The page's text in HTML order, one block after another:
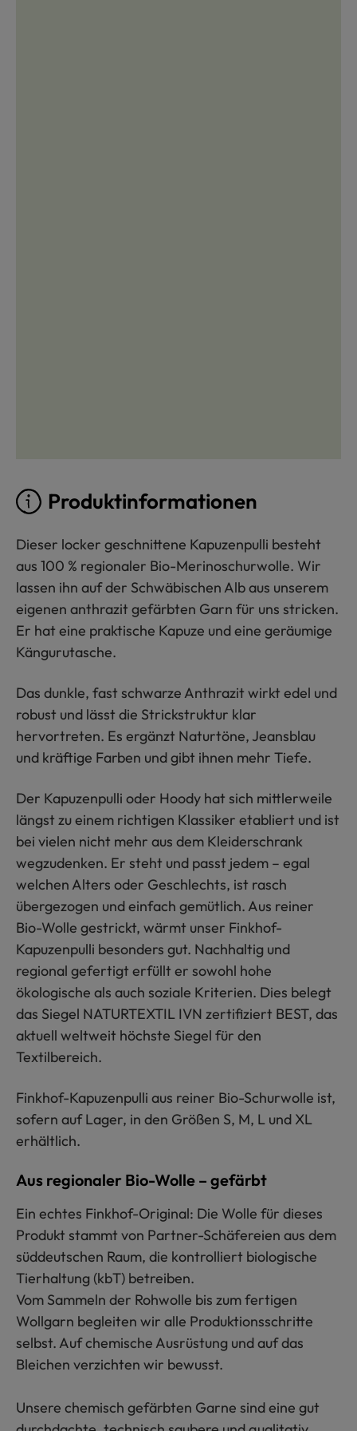
Produktinformationen
Dieser locker geschnittene Kapuzenpulli besteht
aus 100 % regionaler Bio-Merinoschurwolle. Wir
lassen ihn auf der Schwäbischen Alb aus unserem
eigenen anthrazit gefärbten Garn für uns stricken.
Er hat eine praktische Kapuze und eine geräumige
Kängurutasche.
Das dunkle, fast schwarze Anthrazit wirkt edel und
robust und lässt die Strickstruktur klar
hervortreten. Es ergänzt Naturtöne, Jeansblau
und kräftige Farben und gibt ihnen mehr Tiefe.
Der Kapuzenpulli oder Hoody hat sich mittlerweile
längst zu einem richtigen Klassiker etabliert und ist
bei vielen nicht mehr aus dem Kleiderschrank
wegzudenken. Er steht und passt jedem – egal
welchen Alters oder Geschlechts, ist rasch
übergezogen und einfach gemütlich. Aus reiner
Bio-Wolle gestrickt, wärmt unser Finkhof-
Kapuzenpulli besonders gut. Nachhaltig und
regional gefertigt erfüllt er sowohl hohe
ökologische als auch soziale Kriterien. Dies belegt
das Siegel NATURTEXTIL IVN zertifiziert BEST, das
aktuell weltweit höchste Siegel für den
Textilbereich.
Finkhof-Kapuzenpulli aus reiner Bio-Schurwolle ist,
sofern auf Lager, in den Größen S, M, L und XL
erhältlich.
Aus regionaler Bio-Wolle – gefärbt
Ein echtes Finkhof-Original: Die Wolle für dieses
Produkt stammt von Partner-Schäfereien aus dem
süddeutschen Raum, die kontrolliert biologische
Tierhaltung (kbT) betreiben.
Vom Sammeln der Rohwolle bis zum fertigen
Wollgarn begleiten wir alle Produktionsschritte
selbst. Auf chemische Ausrüstung und auf das
Bleichen verzichten wir bewusst.
Unsere chemisch gefärbten Garne sind eine gut